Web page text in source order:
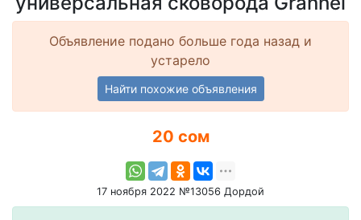
Объявление подано больше года назад и
устарело
Найти похожие объявления
20 сом
17 ноября 2022 №13056 Дордой